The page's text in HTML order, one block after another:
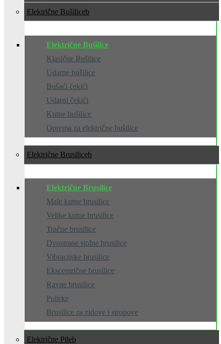
Električne Bušilice
Električne Bušilice
Klasične Bušilice
Udarne bušilice
Bušaći čekići
Udarni čekići
Kutne bušilice
Oprema za električne bušilice
Električne Brusilice
Električne Brusilice
Male kutne brusilice
Velike kutne brusilice
Tračne brusilice
Dvostrane stolne brusilice
Vibracijske brusilice
Ekscentrične brusilice
Ravne brusilice
Polirke
Brusilice za zidove i stropove
Električne Pile